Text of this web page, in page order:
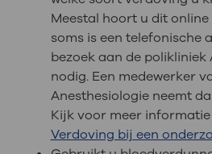
Meestal hoort u dit online
soms is een telefonische
bezoek aan de polikliniek
nodig. Een medewerker
Anesthesiologie neemt
Kijk voor meer
Verdoving bij een